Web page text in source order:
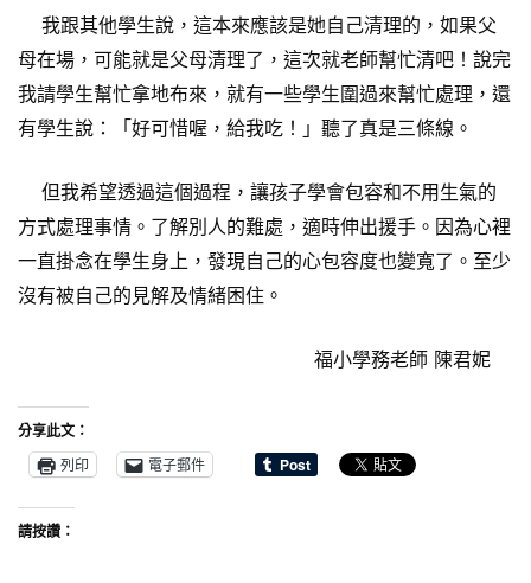
我跟其他學生說，這本來應該是她自己清理的，如果父
母在場，可能就是父母清理了，這次就老師幫忙清吧！說完
我請學生幫忙拿地布來，就有一些學生圍過來幫忙處理，還
有學生說：「好可惜喔，給我吃！」聽了真是三條線。
但我希望透過這個過程，讓孩子學會包容和不用生氣的
方式處理事情。了解別人的難處，適時伸出援手。因為心裡
一直掛念在學生身上，發現自己的心包容度也變寬了。至少
沒有被自己的見解及情緒困住。
福小學務老師 陳君妮
分享此文：
列印
電子郵件
請按讚：